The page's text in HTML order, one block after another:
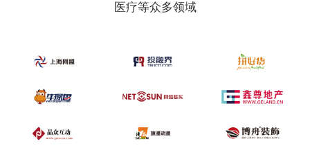
医疗等众多领域